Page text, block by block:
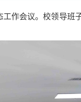
作会议。校领导班